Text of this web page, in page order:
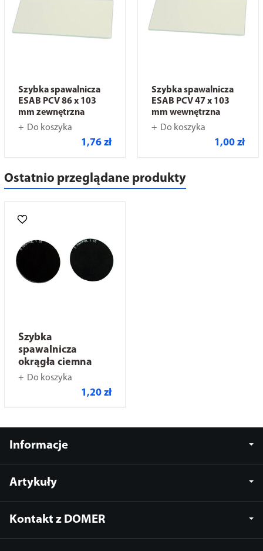
Szybka spawalnicza
ESAB PCV 86 x 103
mm zewnętrzna
Do koszyka
1,76 zł
Szybka spawalnicza
ESAB PCV 47 x 103
mm wewnętrzna
Do koszyka
1,00 zł
Ostatnio przeglądane produkty
Szybka
spawalnicza
okrągła ciemna
Do koszyka
1,20 zł
Informacje
Artykuły
Kontakt z DOMER